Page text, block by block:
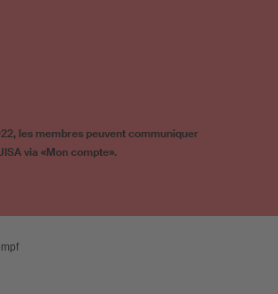
les membres peuvent communiquer
via «Mon compte».